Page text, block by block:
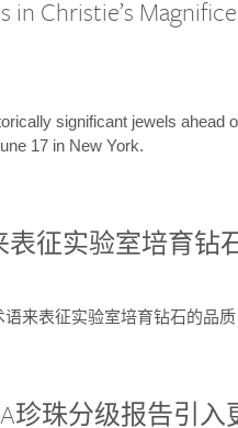
Christie’s
significant jewels ahead
17 in New York.
表征实验室培育钻
来表征实验室培育钻石的品质
珍珠分级报告引